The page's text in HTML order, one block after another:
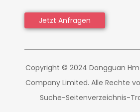
Jetzt Anfragen
Copyright © 2024 Dongguan
Company Limited. Alle Rechte
Suche-Seitenverzeichnis-